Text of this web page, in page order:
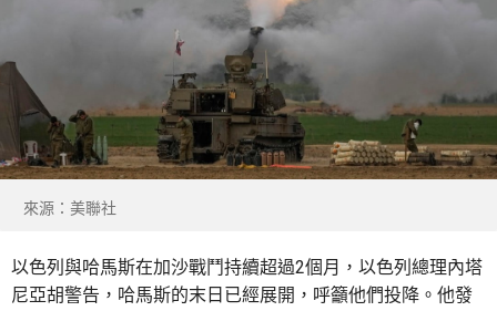
來源：美聯社
以色列與哈馬斯在加沙戰鬥持續超過2個月，以色列總理內塔
尼亞胡警告，哈馬斯的末日已經展開，呼籲他們投降。他發